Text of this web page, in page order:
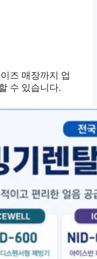
즈 매장까지 업
수 있습니다.